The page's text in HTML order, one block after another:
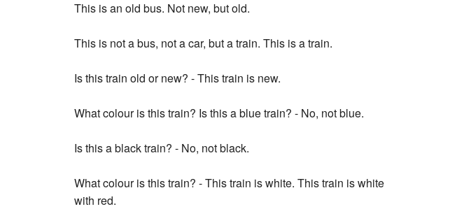
This is an old bus. Not new, but old.
This is not a bus, not a car, but a train. This is a train.
Is this train old or new? - This train is new.
What colour is this train? Is this a blue train? - No, not blue.
Is this a black train? - No, not black.
What colour is this train? - This train is white. This train is white
with red.